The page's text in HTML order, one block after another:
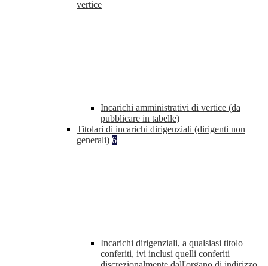
vertice
Incarichi amministrativi di vertice (da
pubblicare in tabelle)
Titolari di incarichi dirigenziali (dirigenti non
generali) 6
Incarichi dirigenziali, a qualsiasi titolo
conferiti, ivi inclusi quelli conferiti